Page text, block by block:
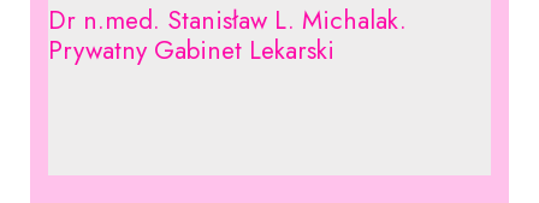
Dr n.med. Stanisław L. Michalak.
Prywatny Gabinet Lekarski